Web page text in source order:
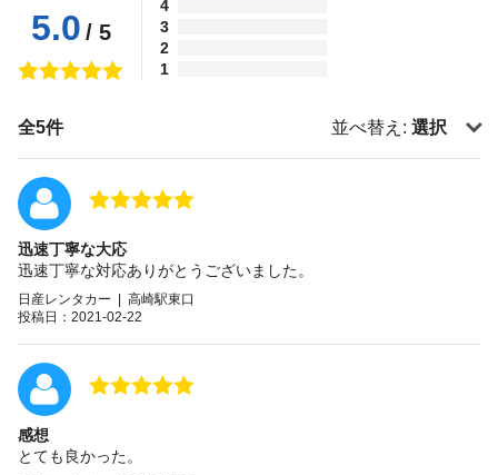
5.0 / 5
4
3
2
1
全5件 並べ替え: 選択
迅速丁寧な大応
迅速丁寧な対応ありがとうございました。
日産レンタカー | 高崎駅東口
投稿日：2021-02-22
感想
とても良かった。